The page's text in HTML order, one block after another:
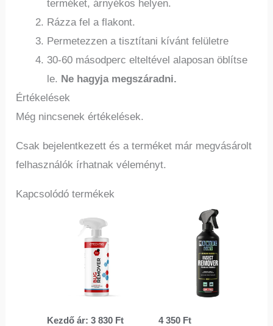
terméket, árnyékos helyen.
Rázza fel a flakont.
Permetezzen a tisztítani kívánt felületre
30-60 másodperc elteltével alaposan öblítse
le. Ne hagyja megszáradni.
Értékelések
Még nincsenek értékelések.
Csak bejelentkezett és a terméket már megvásárolt
felhasználók írhatnak véleményt.
Kapcsolódó termékek
Kezdő ár:3 830 Ft 4 350 Ft